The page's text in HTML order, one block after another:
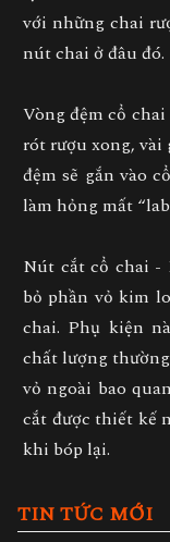
với những chai
nút chai ở đâu đó.
Vòng đệm cổ
rót rượu xong,
đệm sẽ gắn vào
làm hỏng mất
Nút cắt cổ chai -
bỏ phần vỏ kim
chai. Phụ kiện
chất lượng
vỏ ngoài bao
cắt được thiết kế
khi bóp lại.
TIN TỨC MỚI